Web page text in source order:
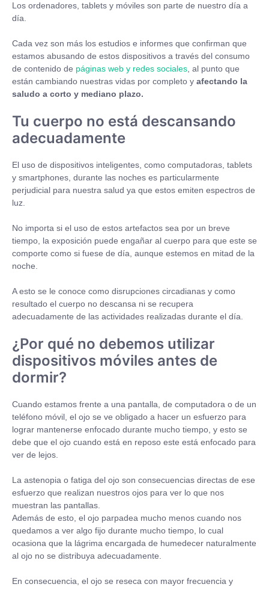
Los ordenadores, tablets y móviles son parte de nuestro día a
día.
Cada vez son más los estudios e informes que confirman que
estamos abusando de estos dispositivos a través del consumo
de contenido de páginas web y redes sociales , al punto que
están cambiando nuestras vidas por completo y afectando la
saludo a corto y mediano plazo.
Tu cuerpo no está descansando
adecuadamente
El uso de dispositivos inteligentes, como computadoras, tablets
y smartphones, durante las noches es particularmente
perjudicial para nuestra salud ya que estos emiten espectros de
luz.
No importa si el uso de estos artefactos sea por un breve
tiempo, la exposición puede engañar al cuerpo para que este se
comporte como si fuese de día, aunque estemos en mitad de la
noche.
A esto se le conoce como disrupciones circadianas y como
resultado el cuerpo no descansa ni se recupera
adecuadamente de las actividades realizadas durante el día.
¿Por qué no debemos utilizar
dispositivos móviles antes de
dormir?
Cuando estamos frente a una pantalla, de computadora o de un
teléfono móvil, el ojo se ve obligado a hacer un esfuerzo para
lograr mantenerse enfocado durante mucho tiempo, y esto se
debe que el ojo cuando está en reposo este está enfocado para
ver de lejos.
La astenopia o fatiga del ojo son consecuencias directas de ese
esfuerzo que realizan nuestros ojos para ver lo que nos
muestran las pantallas.
Además de esto, el ojo parpadea mucho menos cuando nos
quedamos a ver algo fijo durante mucho tiempo, lo cual
ocasiona que la lágrima encargada de humedecer naturalmente
al ojo no se distribuya adecuadamente.
En consecuencia, el ojo se reseca con mayor frecuencia y